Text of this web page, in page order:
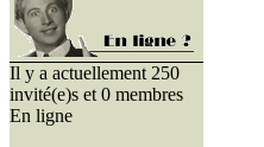
Il y a actuellement 250
invité(e)s et 0 membres
En ligne